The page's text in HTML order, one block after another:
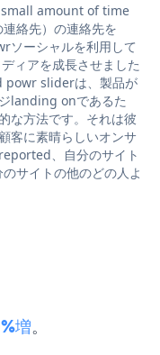
small amount of time
絡先）の連絡先を
ソーシャルを利用して
ィアを成長させました
powr sliderは、製品が
landing onであるた
な方法です。それは彼
客に素晴らしいオンサ
、自分のサイト
サイトの他のどの人よ
増。